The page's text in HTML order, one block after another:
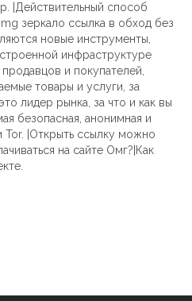
|Действительный способ
зеркало ссылка в обход без
новые инструменты,
инфраструктуре
и покупателей,
товары и услуги, за
лидер рынка, за что и как вы
безопасная, анонимная и
Tor. |Открыть ссылку можно
на сайте Омг?|Как